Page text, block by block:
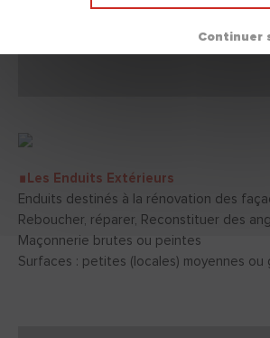
∎Les Enduits Extérieurs
Enduits destinés à la rénovation des
Reboucher, réparer, Reconstituer des
Maçonnerie brutes ou peintes
Surfaces : petites (locales) moyennes ou